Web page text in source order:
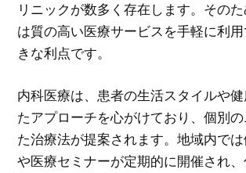
リニックが数多く存在します。その
は質の高い医療サービスを手軽に利
きな利点です。
内科医療は、患者の生活スタイルや
たアプローチを心がけており、個別
た治療法が提案されます。地域内で
や医療セミナーが定期的に開催され